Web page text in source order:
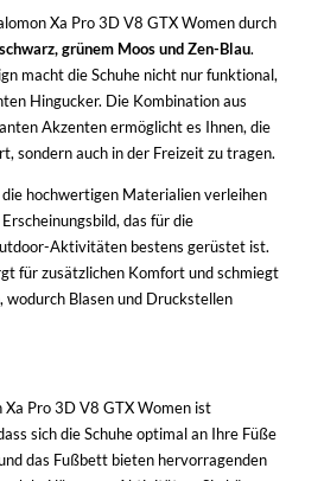
Xa Pro 3D V8 GTX Women durch
schwarz, grünem Moos und Zen-Blau.
macht die Schuhe nicht nur funktional,
Hingucker. Die Kombination aus
Akzenten ermöglicht es Ihnen, die
sondern auch in der Freizeit zu tragen.
hochwertigen Materialien verleihen
das für die
Aktivitäten bestens gerüstet ist.
für zusätzlichen Komfort und schmiegt
wodurch Blasen und Druckstellen
Xa Pro 3D V8 GTX Women ist
sich die Schuhe optimal an Ihre Füße
das Fußbett bieten hervorragenden